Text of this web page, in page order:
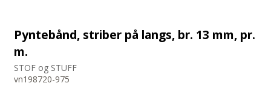
Pyntebånd, striber på langs, br. 13 mm, pr.
m.
STOF og STUFF
vn198720-975